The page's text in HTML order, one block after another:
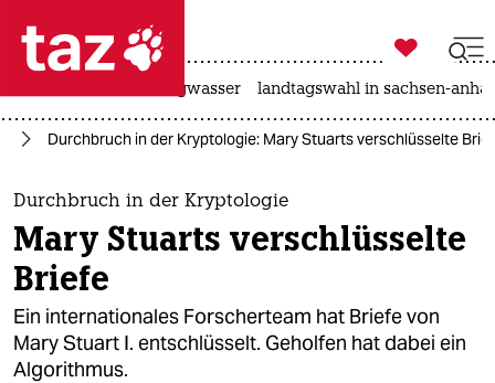
 taz zahl ich
taz zahl ich
themen
politik
öko
gesellschaft

taz zahl ich
niedrigwasser landtagswahl in sachsen-
Durchbruch in der Kryptologie: Mary Stuarts verschlüsselte
Durchbruch in der Kryptologie
Mary Stuarts verschlüsselte
Briefe
Ein internationales Forscherteam hat Briefe von
Mary Stuart I. entschlüsselt. Geholfen hat dabei ein
Algorithmus.